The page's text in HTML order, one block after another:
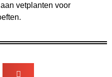
vetplanten voor